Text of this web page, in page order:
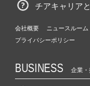
チアキャリア
会社概要 ニュースルーム
プライバシーポリシー
BUSINESS 企業